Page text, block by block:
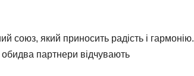
союз, який приносить радість і гармонію.
обидва партнери відчувають